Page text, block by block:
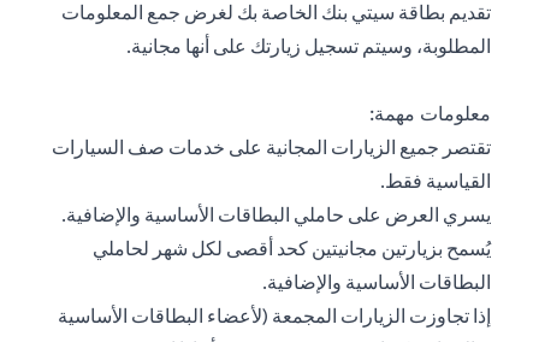
تقديم بطاقة سيتي بنك الخاصة بك لغرض جمع المعلومات
المطلوبة، وسيتم تسجيل زيارتك على أنها مجانية.
معلومات مهمة:
تقتصر جميع الزيارات المجانية على خدمات صف السيارات
القياسية فقط.
يسري العرض على حاملي البطاقات الأساسية والإضافية.
يُسمح بزيارتين مجانيتين كحد أقصى لكل شهر لحاملي
البطاقات الأساسية والإضافية.
إذا تجاوزت الزيارات المجمعة (لأعضاء البطاقات الأساسية